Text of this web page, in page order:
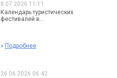
8.07.2026 11:11
Календарь туристических
фестивалей в...
» Подробнее
26.06.2026 06:42